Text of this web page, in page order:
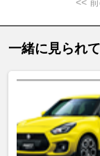
一緒に見られ